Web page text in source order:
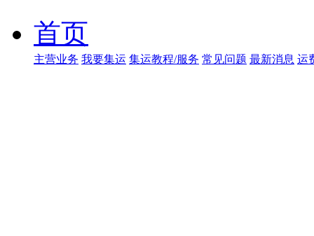
首页
主营业务 我要集运 集运教程/服务 常见问题 最新消息 运